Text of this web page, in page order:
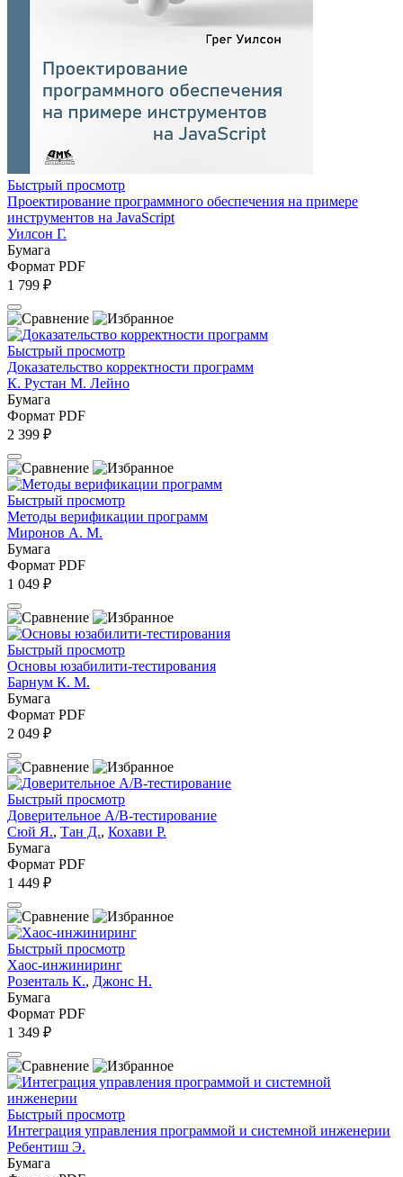
Быстрый просмотр
Проектирование программного обеспечения на примере
инструментов на JavaScript
Уилсон Г.
Бумага
Формат PDF
1 799 ₽
Быстрый просмотр
Доказательство корректности программ
К. Рустан М. Лейно
Бумага
Формат PDF
2 399 ₽
Быстрый просмотр
Методы верификации программ
Миронов А. М.
Бумага
Формат PDF
1 049 ₽
Быстрый просмотр
Основы юзабилити-тестирования
Барнум К. М.
Бумага
Формат PDF
2 049 ₽
Быстрый просмотр
Доверительное А/В-тестирование
Сюй Я., Тан Д., Кохави Р.
Бумага
Формат PDF
1 449 ₽
Быстрый просмотр
Хаос-инжиниринг
Розенталь К., Джонс Н.
Бумага
Формат PDF
1 349 ₽
Быстрый просмотр
Интеграция управления программой и системной инженерии
Ребентиш Э.
Бумага